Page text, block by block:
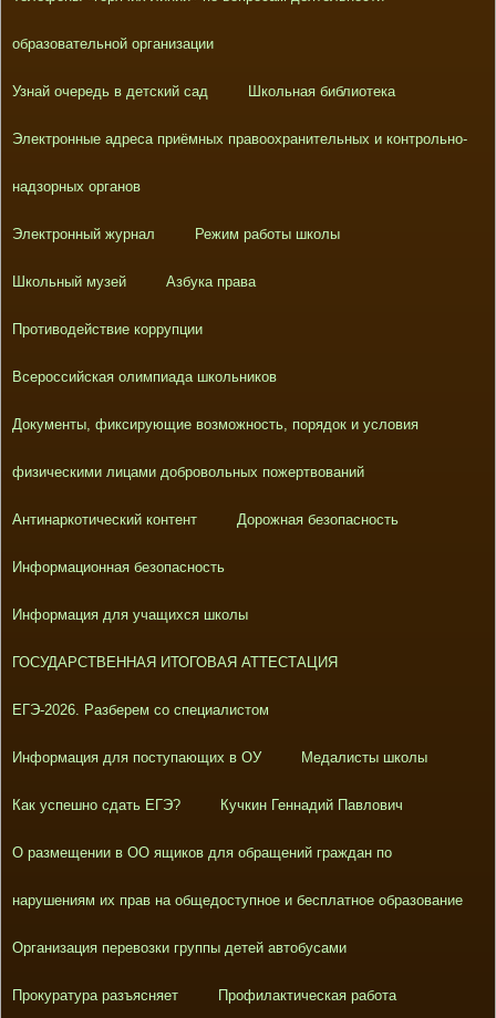
образовательной организации
Узнай очередь в детский сад Школьная библиотека
Электронные адреса приёмных правоохранительных и контрольно-
надзорных органов
Электронный журнал Режим работы школы
Школьный музей Азбука права
Противодействие коррупции
Всероссийская олимпиада школьников
Документы, фиксирующие возможность, порядок и условия
физическими лицами добровольных пожертвований
Антинаркотический контент Дорожная безопасность
Информационная безопасность
Информация для учащихся школы
ГОСУДАРСТВЕННАЯ ИТОГОВАЯ АТТЕСТАЦИЯ
ЕГЭ-2026. Разберем со специалистом
Информация для поступающих в ОУ Медалисты школы
Как успешно сдать ЕГЭ? Кучкин Геннадий Павлович
О размещении в ОО ящиков для обращений граждан по
нарушениям их прав на общедоступное и бесплатное образование
Организация перевозки группы детей автобусами
Прокуратура разъясняет Профилактическая работа